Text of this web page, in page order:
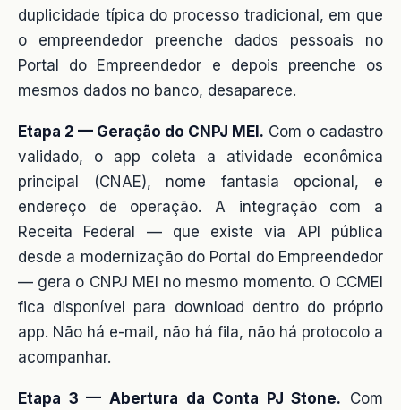
duplicidade típica do processo tradicional, em que
o empreendedor preenche dados pessoais no
Portal do Empreendedor e depois preenche os
mesmos dados no banco, desaparece.
Etapa 2 — Geração do CNPJ MEI. Com o cadastro
validado, o app coleta a atividade econômica
principal (CNAE), nome fantasia opcional, e
endereço de operação. A integração com a
Receita Federal — que existe via API pública
desde a modernização do Portal do Empreendedor
— gera o CNPJ MEI no mesmo momento. O CCMEI
fica disponível para download dentro do próprio
app. Não há e-mail, não há fila, não há protocolo a
acompanhar.
Etapa 3 — Abertura da Conta PJ Stone. Com